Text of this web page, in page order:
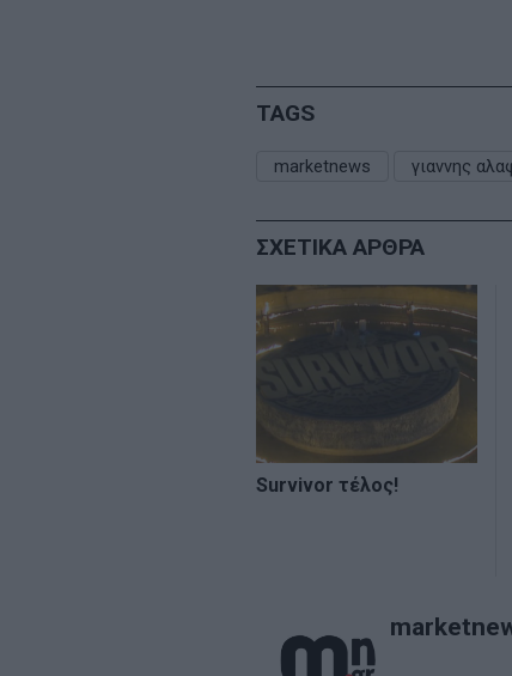
TAGS
marketnews γιαννης
ΣΧΕΤΙΚΑ ΑΡΘΡΑ
Survivor τέλος!